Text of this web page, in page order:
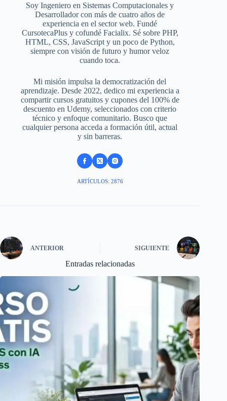
Soy Ingeniero en Sistemas Computacionales y
Desarrollador con más de cuatro años de
experiencia en el sector web. Fundé
CursotecaPlus y cofundé Facialix. Sé sobre PHP,
HTML, CSS, JavaScript y un poco de Python,
siempre con visión de futuro y humor veloz
cuando toca.
Mi misión impulsa la democratización del
aprendizaje. Desde 2022, dedico mi experiencia a
compartir cursos gratuitos y cupones del 100% de
descuento en Udemy, seleccionados con criterio
técnico y enfoque comunitario. Busco que
cualquier persona acceda a formación útil, actual
y sin barreras.
ARTÍCULOS: 2876
ANTERIOR SIGUIENTE
Entradas relacionadas